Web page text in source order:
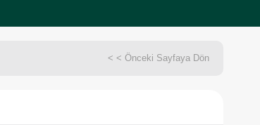
< < Önceki Sayfaya Dön